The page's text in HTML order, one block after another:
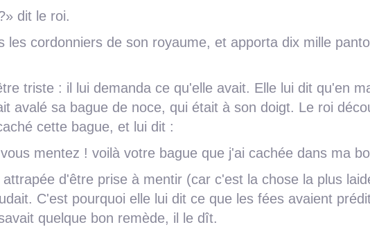
dit le roi.
les cordonniers de son royaume, et apporta dix mille
triste : il lui demanda ce qu'elle avait. Elle lui dit qu'en
avalé sa bague de noce, qui était à son doigt. Le roi
cette bague, et lui dit :
mentez ! voilà votre bague que j'ai cachée dans ma
d'être prise à mentir (car c'est la chose la plus
C'est pourquoi elle lui dit ce que les fées avaient
quelque bon remède, il le dît.